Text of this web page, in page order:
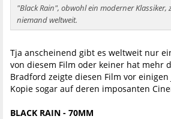
"Black Rain", obwohl ein moderner Klassiker,
niemand weltweit.
Tja anscheinend gibt es weltweit nur
von diesem Film oder keiner hat mehr
Bradford zeigte diesen Film vor
Kopie sogar auf deren imposanten
BLACK RAIN - 70MM